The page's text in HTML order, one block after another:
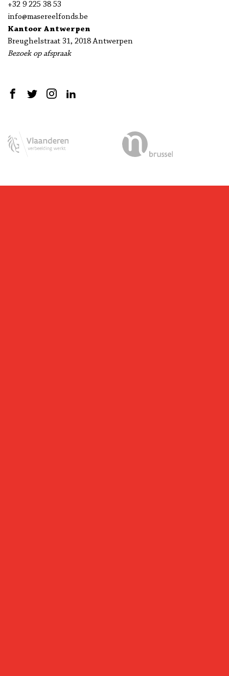
+32 9 225 38 53
info@masereelfonds.be
Kantoor Antwerpen
Breughelstraat 31, 2018 Antwerpen
Bezoek op afspraak